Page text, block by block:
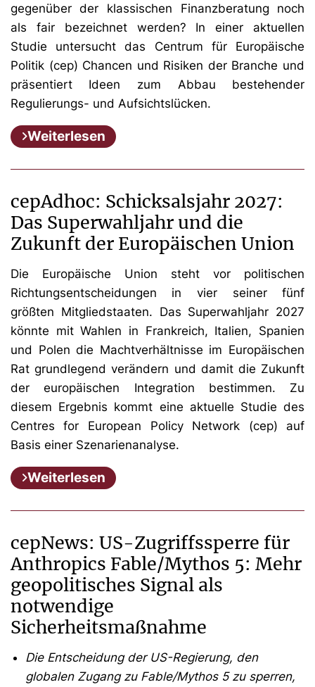
gegenüber der klassischen Finanzberatung noch
als fair bezeichnet werden? In einer aktuellen
Studie untersucht das Centrum für Europäische
Politik (cep) Chancen und Risiken der Branche und
präsentiert Ideen zum Abbau bestehender
Regulierungs- und Aufsichtslücken.
Weiterlesen
cepAdhoc: Schicksalsjahr 2027:
Das Superwahljahr und die
Zukunft der Europäischen Union
Die Europäische Union steht vor politischen
Richtungsentscheidungen in vier seiner fünf
größten Mitgliedstaaten. Das Superwahljahr 2027
könnte mit Wahlen in Frankreich, Italien, Spanien
und Polen die Machtverhältnisse im Europäischen
Rat grundlegend verändern und damit die Zukunft
der europäischen Integration bestimmen. Zu
diesem Ergebnis kommt eine aktuelle Studie des
Centres for European Policy Network (cep) auf
Basis einer Szenarienanalyse.
Weiterlesen
cepNews: US-Zugriffssperre für
Anthropics Fable/Mythos 5: Mehr
geopolitisches Signal als
notwendige
Sicherheitsmaßnahme
Die Entscheidung der US-Regierung, den
globalen Zugang zu Fable/Mythos 5 zu sperren,